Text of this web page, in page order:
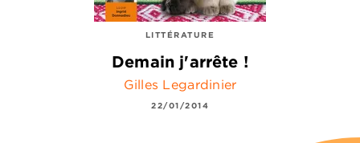
LITTÉRATURE
Demain j'arrête !
Gilles Legardinier
22/01/2014